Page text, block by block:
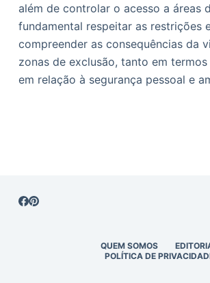
além de controlar o acesso a áreas
fundamental respeitar as restrições
compreender as consequências da
zonas de exclusão, tanto em
em relação à segurança pessoal e
QUEM SOMOS
POLÍTICA DE